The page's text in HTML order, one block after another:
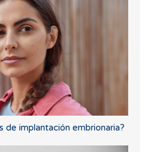
de implantación embrionaria?